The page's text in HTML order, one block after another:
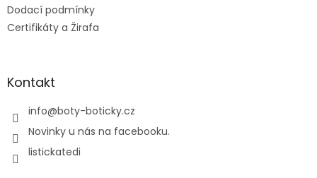
Dodací podmínky
Certifikáty a Žirafa
Kontakt
info@boty-boticky.cz
Novinky u nás na facebooku.
listickatedi